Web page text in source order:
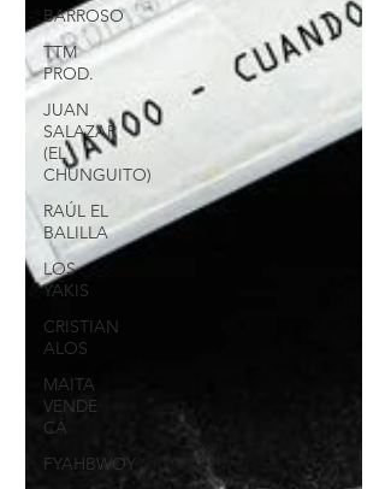
BARROSO
TTM
PROD.
JUAN
SALAZAR
(EL
CHUNGUITO)
RAÚL EL
BALILLA
LOS
YAKIS
CRISTIAN
ALOS
MAITA
VENDE
CÁ
FYAHBWOY